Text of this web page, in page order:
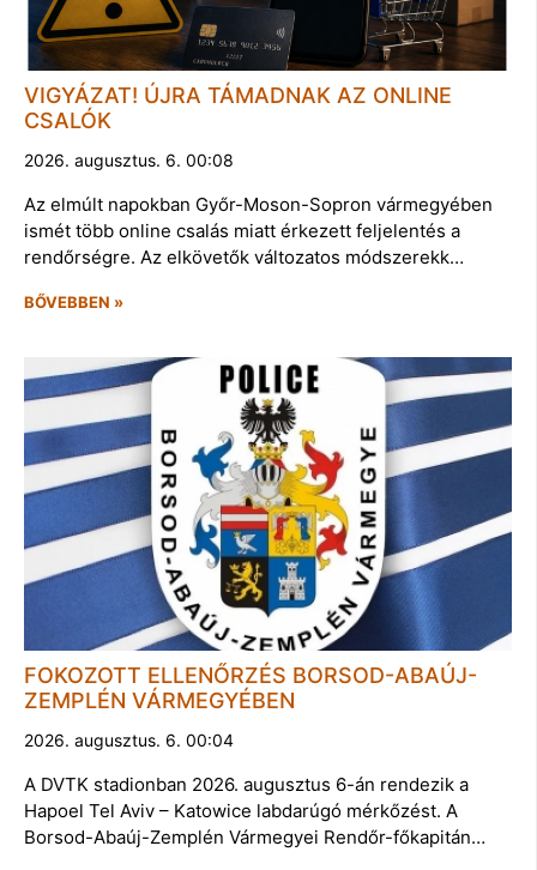
VIGYÁZAT! ÚJRA TÁMADNAK AZ ONLINE
CSALÓK
2026. augusztus. 6. 00:08
Az elmúlt napokban Győr-Moson-Sopron vármegyében
ismét több online csalás miatt érkezett feljelentés a
rendőrségre. Az elkövetők változatos módszerekk…
BŐVEBBEN »
FOKOZOTT ELLENŐRZÉS BORSOD-ABAÚJ-
ZEMPLÉN VÁRMEGYÉBEN
2026. augusztus. 6. 00:04
A DVTK stadionban 2026. augusztus 6-án rendezik a
Hapoel Tel Aviv – Katowice labdarúgó mérkőzést. A
Borsod-Abaúj-Zemplén Vármegyei Rendőr-főkapitán…